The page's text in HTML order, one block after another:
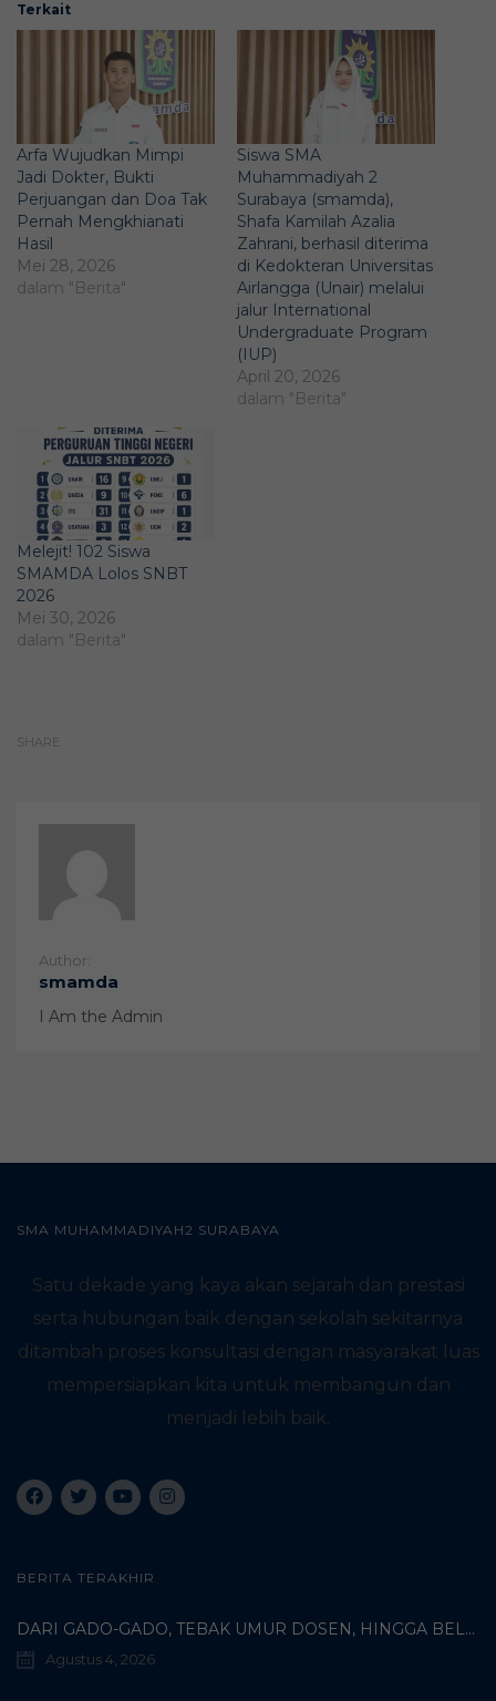
Terkait
Arfa Wujudkan Mimpi
Jadi Dokter, Bukti
Perjuangan dan Doa Tak
Pernah Mengkhianati
Hasil
Mei 28, 2026
dalam "Berita"
Siswa SMA
Muhammadiyah 2
Surabaya (smamda),
Shafa Kamilah Azalia
Zahrani, berhasil diterima
di Kedokteran Universitas
Airlangga (Unair) melalui
jalur International
Undergraduate Program
(IUP)
April 20, 2026
dalam "Berita"
Melejit! 102 Siswa
SMAMDA Lolos SNBT
2026
Mei 30, 2026
dalam "Berita"
SHARE
Author:
smamda
I Am the Admin
SMA MUHAMMADIYAH2 SURABAYA
Satu dekade yang kaya akan sejarah dan prestasi
serta hubungan baik dengan sekolah sekitarnya
ditambah proses konsultasi dengan masyarakat luas
mempersiapkan kita untuk membangun dan
menjadi lebih baik.
BERITA TERAKHIR
DARI GADO-GADO, TEBAK UMUR DOSEN, HINGGA BELI PECI MUHAMMADIYAH: TERUNGKAPNYA KISAH UNIK 3 MAHASISWA TURKI DI SMAMDA!
Agustus 4, 2026